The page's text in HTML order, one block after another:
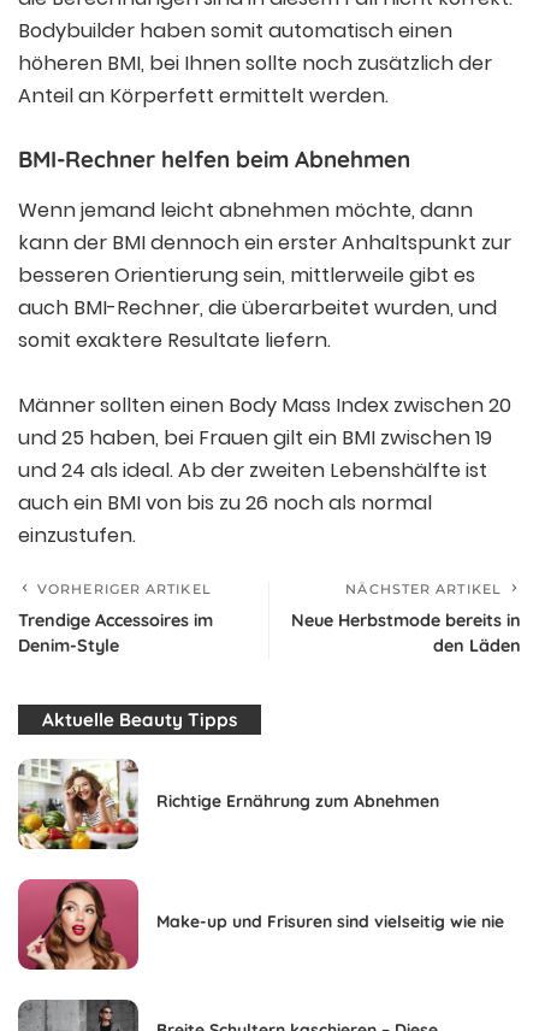
Bodybuilder haben somit automatisch einen
höheren BMI, bei Ihnen sollte noch zusätzlich der
Anteil an Körperfett ermittelt werden.
BMI-Rechner helfen beim Abnehmen
Wenn jemand leicht abnehmen möchte, dann
kann der BMI dennoch ein erster Anhaltspunkt zur
besseren Orientierung sein, mittlerweile gibt es
auch BMI-Rechner, die überarbeitet wurden, und
somit exaktere Resultate liefern.
Männer sollten einen Body Mass Index zwischen 20
und 25 haben, bei Frauen gilt ein BMI zwischen 19
und 24 als ideal. Ab der zweiten Lebenshälfte ist
auch ein BMI von bis zu 26 noch als normal
einzustufen.
VORHERIGER ARTIKEL
Trendige Accessoires im
Denim-Style
NÄCHSTER ARTIKEL
Neue Herbstmode bereits in
den Läden
Aktuelle Beauty Tipps
Richtige Ernährung zum Abnehmen
Make-up und Frisuren sind vielseitig wie nie